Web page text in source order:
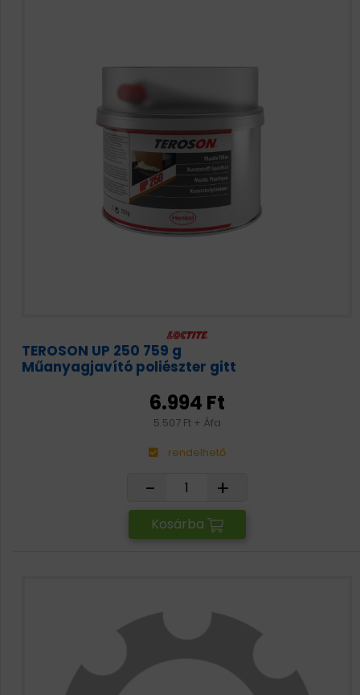
TEROSON UP 250 759 g
Műanyagjavító poliészter gitt
6.994 Ft
5.507 Ft + Áfa
rendelhető
- +
Kosárba